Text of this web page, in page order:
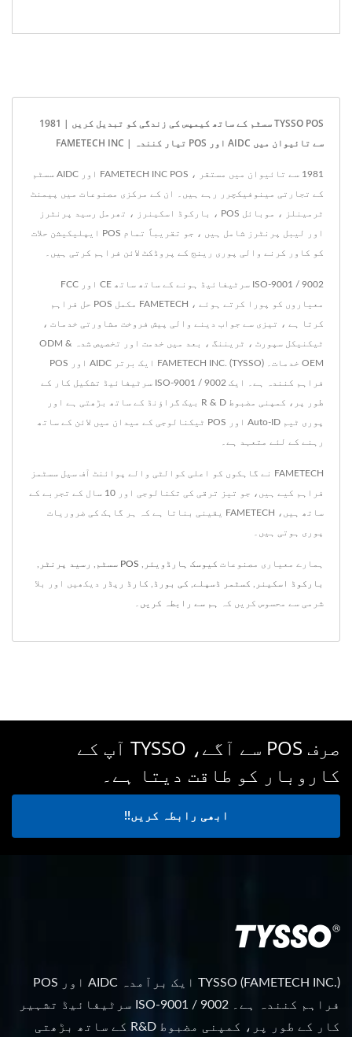
TYSSO POS سسٹم کے ساتھ کیمپس کی زندگی کو تبدیل کریں | 1981
سے تائیوان میں AIDC اور POS تیار کنندہ | FAMETECH INC
1981 سے تائیوان میں مستقر ، FAMETECH INC POS اور AIDC سسٹم
کے تجارتی مینوفیکچرر رہے ہیں۔ ان کے مرکزی مصنوعات میں پیمنٹ
ٹرمینلز ، موبائل POS ، بارکوڈ اسکینرز ، تھرمل رسید پرنٹرز
اور لیبل پرنٹرز شامل ہیں ، جو تقریباً تمام POS ایپلیکیشن حلات
کو کاور کرنے والی پوری رینج کے پروڈکٹ لائن فراہم کرتی ہیں۔
ISO-9001 / 9002 سرٹیفائیڈ ہونے کے ساتھ ساتھ CE اور FCC
معیاروں کو پورا کرتے ہوئے ، FAMETECH مکمل POS حل فراہم
کرتا ہے ، تیزی سے جواب دینے والی پیش فروخت مشاورتی خدمات ،
ٹیکنیکل سپورٹ ، ٹریننگ ، بعد میں خدمت اور تخصیص شدہ ODM &
OEM خدمات۔ FAMETECH INC. (TYSSO) ایک برتر AIDC اور POS
فراہم کنندہ ہے۔ ایک ISO-9001 / 9002 سرٹیفائیڈ تشکیل کار کے
طور پر، کمپنی مضبوط R & D بیک گراؤنڈ کے ساتھ بڑھتی ہے اور
پوری ٹیم Auto-ID اور POS ٹیکنالوجی کے میدان میں لائن کے ساتھ
رہنے کے لئے متعہد ہے۔
FAMETECH نے گاہکوں کو اعلی کوالٹی والے پوائنٹ آف سیل سسٹمز
فراہم کیے ہیں، جو تیز ترقی کی تکنالوجی اور 10 سال کے تجربے کے
ساتھ ہیں، FAMETECH یقینی بناتا ہے کہ ہر گاہک کی ضروریات
پوری ہوتی ہیں۔
ہمارے معیاری مصنوعات کیوسک ہارڈویئر POS سسٹم رسید پرنٹر
بارکوڈ اسکینر کسٹمر ڈسپلے کی بورڈ کارڈ ریڈر دیکھیں اور بلا
شرمی سے محسوس کریں کہ ہم سے رابطہ کریں
صرف POS سے آگے، TYSSO آپ کے
کاروبار کو طاقت دیتا ہے۔
ابھی رابطہ کریں!!
TYSSO (FAMETECH INC.) ایک برآمدہ AIDC اور POS
فراہم کنندہ ہے۔ ISO-9001 / 9002 سرٹیفائیڈ تشہیر
کار کے طور پر، کمپنی مضبوط R&D کے ساتھ بڑھتی